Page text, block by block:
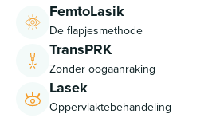
FemtoLasik
De flapjesmethode
TransPRK
Zonder oogaanraking
Lasek
Oppervlaktebehandeling